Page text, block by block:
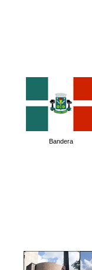
Bandera